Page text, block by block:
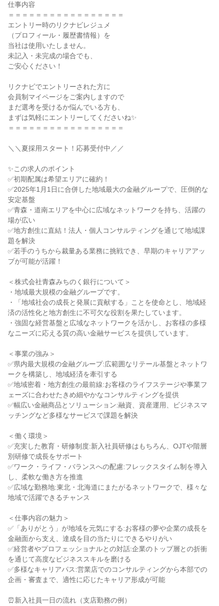
仕事内容
＝＝＝＝＝＝＝＝＝＝＝＝＝＝＝＝＝
エントリー時のリクナビレジュメ
（プロフィール・履歴書情報）を
当社は使用いたしません。
未記入・未完成の場合でも、
ご安心ください！
リクナビでエントリーされた方に
会員制マイページをご案内しますので
まだ選考を受けるか悩んでいる方も、
まずは気軽にエントリーしてくださいね✨
＝＝＝＝＝＝＝＝＝＝＝＝＝＝＝＝＝
＼＼夏採用スタート！応募受付中／／
✨この求人のポイント
✅初期配属は希望エリアに確約！
✅2025年1月1日に合併した地域最大の金融グループで、圧倒的な
安定基盤
✅青森・道南エリアを中心に広域なネットワークを持ち、活躍の
場が広い
✅地方創生に直結！法人・個人コンサルティングを通じて地域課
題を解決
✅若手のうちから裁量ある業務に挑戦でき、早期のキャリアアッ
プが可能が活躍！
＜株式会社青森みちのく銀行について＞
・地域最大規模の金融グループです。
・「地域社会の成長と発展に貢献する」ことを使命とし、地域経
済の活性化と地方創生に不可欠な役割を果たしています。
・強固な経営基盤と広域なネットワークを活かし、お客様の多様
なニーズに応える質の高い金融サービスを提供しています。
＜事業の強み＞
✅県内最大規模の金融グループ:広範囲なリテール基盤とネットワ
ークを構築し、地域経済を牽引する
✅地域密着・地方創生の最前線:お客様のライフステージや事業フ
ェーズに合わせたきめ細やかなコンサルティングを提供
✅幅広い金融商品とソリューション:融資、資産運用、ビジネスマ
ッチングなど多様なサービスで課題を解決
＜働く環境＞
✅充実した教育・研修制度:新入社員研修はもちろん、OJTや階層
別研修で成長をサポート
✅ワーク・ライフ・バランスへの配慮:フレックスタイム制を導入
し、柔軟な働き方を推進
✅広域な勤務地:東北・北海道にまたがるネットワークで、様々な
地域で活躍できるチャンス
＜仕事内容の魅力＞
✅「ありがとう」が地域を元気にする:お客様の夢や企業の成長を
金融面から支え、達成を目の当たりにできるやりがい
✅経営者やプロフェッショナルとの対話:企業のトップ層との折衝
を通じて高度なビジネススキルを磨ける
✅多様なキャリアパス:営業店でのコンサルティングから本部での
企画・審査まで、適性に応じたキャリア形成が可能
⏰新入社員一日の流れ（支店勤務の例）